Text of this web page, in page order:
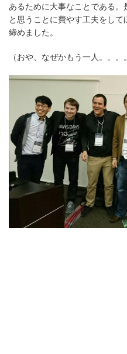
あるために大事なことである
と思うことに費やす工夫をし
締めました。
（おや、なぜかもう一人。。。